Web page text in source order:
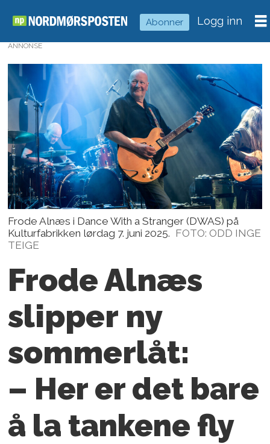
Abonner Logg inn
ANNONSE
Frode Alnæs i Dance With a Stranger (DWAS) på
Kulturfabrikken lørdag 7. juni 2025. FOTO: ODD INGE
TEIGE
Frode Alnæs
slipper ny
sommerlåt:
– Her er det bare
å la tankene fly